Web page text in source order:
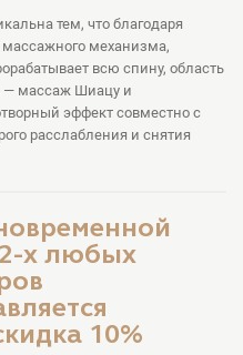
тем, что благодаря
механизма,
всю спину, область
— массаж Шиацу и
эффект совместно с
расслабления и снятия
х любых
10%